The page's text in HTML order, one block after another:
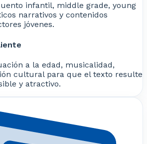
infantil, middle grade, young
narrativos y contenidos
jóvenes.
a la edad, musicalidad,
cultural para que el texto resulte
y atractivo.